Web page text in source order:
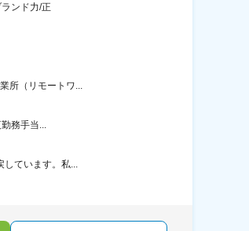
ンド力/正
所（リモートワ...
務手当...
しています。私...